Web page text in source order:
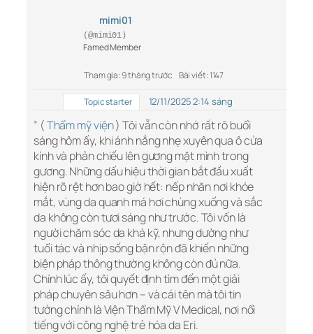
mimi01
(@mimi01)
Famed Member
Tham gia: 9 tháng trước Bài viết: 1147
Topic starter 12/11/2025 2:14 sáng
” (Thẩm mỹ viện) Tôi vẫn còn nhớ rất rõ buổi
sáng hôm ấy, khi ánh nắng nhẹ xuyên qua ô cửa
kính và phản chiếu lên gương mặt mình trong
gương. Những dấu hiệu thời gian bắt đầu xuất
hiện rõ rệt hơn bao giờ hết: nếp nhăn nơi khóe
mắt, vùng da quanh má hơi chùng xuống và sắc
da không còn tươi sáng như trước. Tôi vốn là
người chăm sóc da khá kỹ, nhưng dường như
tuổi tác và nhịp sống bận rộn đã khiến những
biện pháp thông thường không còn đủ nữa.
Chính lúc ấy, tôi quyết định tìm đến một giải
pháp chuyên sâu hơn – và cái tên mà tôi tin
tưởng chính là Viện Thẩm Mỹ V Medical, nơi nổi
tiếng với công nghệ trẻ hóa da Eri.